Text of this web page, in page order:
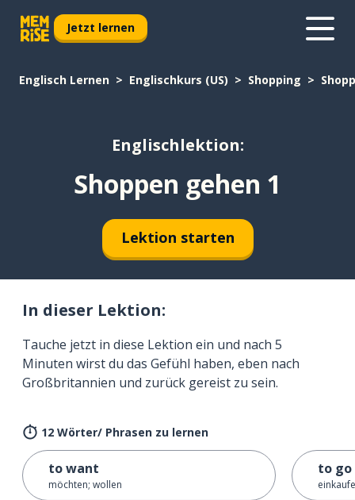
Jetzt lernen
Englisch Lernen Englischkurs (US) Shopping
Englischlektion:
Shoppen gehen 1
Lektion starten
In dieser Lektion:
Tauche jetzt in diese Lektion ein und nach 5
Minuten wirst du das Gefühl haben, eben nach
Großbritannien und zurück gereist zu sein.
12 Wörter/ Phrasen zu lernen
to want
möchten; wollen
to go